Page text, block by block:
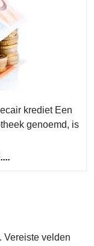
krediet Een
genoemd, is
Vereiste velden